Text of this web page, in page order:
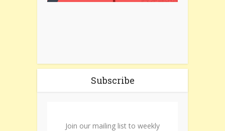
Subscribe
Join our mailing list to weekly